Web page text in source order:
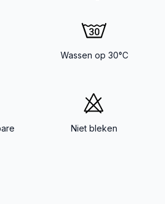
Wassen op 30°C
Niet bleken